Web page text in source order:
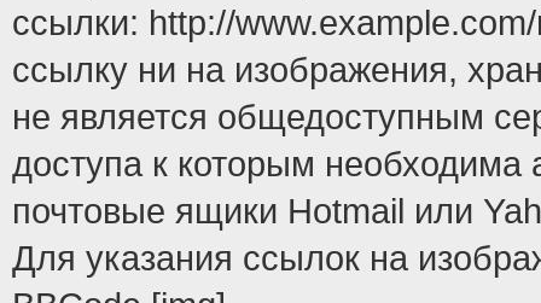
ссылки: http://
ссылку ни на изображения,
не является общедоступным
доступа к которым
почтовые ящики Hotmail или
Для указания ссылок на